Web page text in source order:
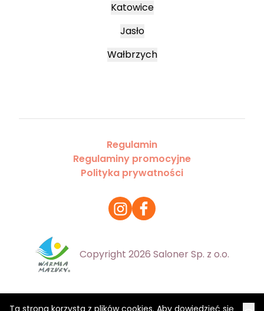
Ta strona korzysta z plików cookies. Aby dowiedzieć się
Katowice
Jasło
Wałbrzych
Regulamin
Regulaminy promocyjne
Polityka prywatności
Copyright 2026 Saloner Sp. z o.o.